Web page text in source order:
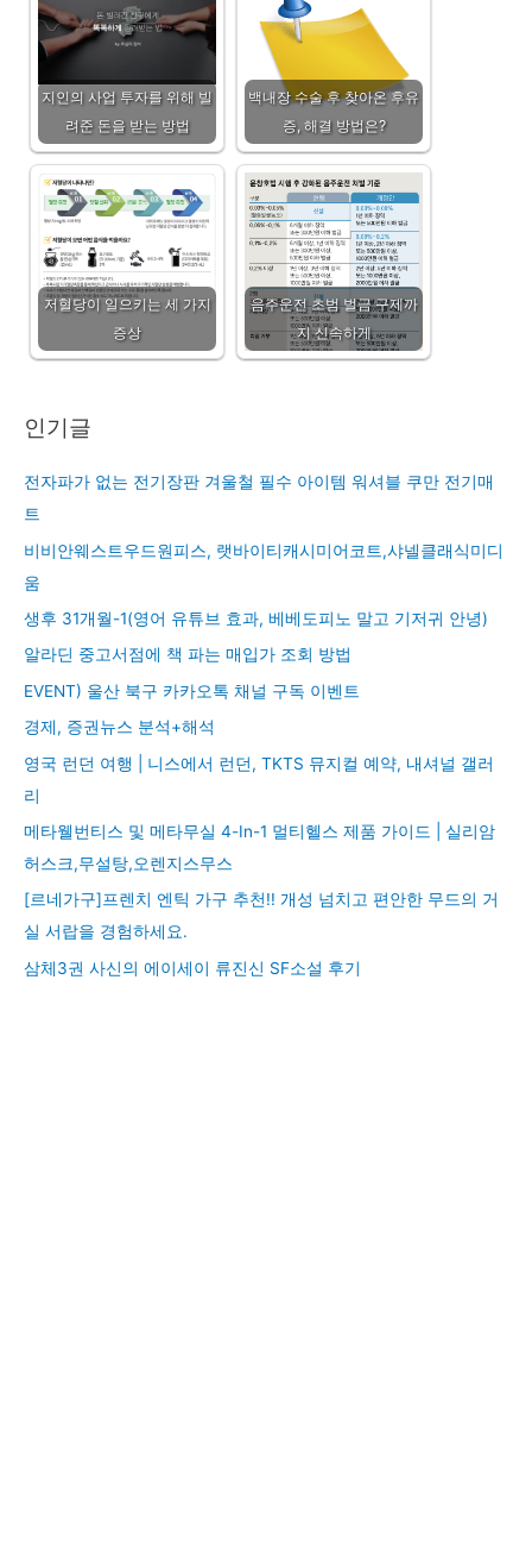
지인의 사업 투자를 위해 빌
려준 돈을 받는 방법
백내장 수술 후 찾아온 후유
증, 해결 방법은?
저혈당이 일으키는 세 가지
증상
음주운전 초범 벌금 구제까
지 신속하게
인기글
전자파가 없는 전기장판 겨울철 필수 아이템 워셔블 쿠만 전기매
트
비비안웨스트우드원피스, 랫바이티캐시미어코트,샤넬클래식미디
움
생후 31개월-1(영어 유튜브 효과, 베베도피노 말고 기저귀 안녕)
알라딘 중고서점에 책 파는 매입가 조회 방법
EVENT) 울산 북구 카카오톡 채널 구독 이벤트
경제, 증권뉴스 분석+해석
영국 런던 여행 | 니스에서 런던, TKTS 뮤지컬 예약, 내셔널 갤러
리
메타웰번티스 및 메타무실 4-In-1 멀티헬스 제품 가이드 | 실리암
허스크,무설탕,오렌지스무스
[르네가구]프렌치 엔틱 가구 추천!! 개성 넘치고 편안한 무드의 거
실 서랍을 경험하세요.
삼체3권 사신의 에이세이 류진신 SF소설 후기